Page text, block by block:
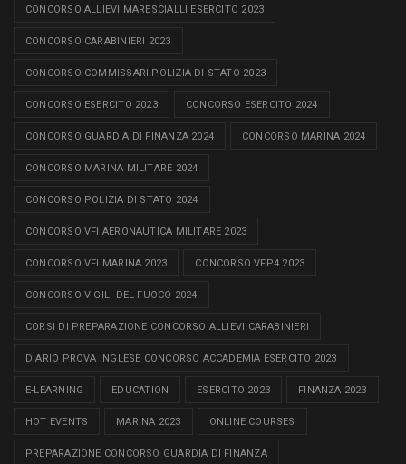
CONCORSO ALLIEVI MARESCIALLI ESERCITO 2023
CONCORSO CARABINIERI 2023
CONCORSO COMMISSARI POLIZIA DI STATO 2023
CONCORSO ESERCITO 2023 CONCORSO ESERCITO 2024
CONCORSO GUARDIA DI FINANZA 2024 CONCORSO MARINA 2024
CONCORSO MARINA MILITARE 2024
CONCORSO POLIZIA DI STATO 2024
CONCORSO VFI AERONAUTICA MILITARE 2023
CONCORSO VFI MARINA 2023 CONCORSO VFP4 2023
CONCORSO VIGILI DEL FUOCO 2024
CORSI DI PREPARAZIONE CONCORSO ALLIEVI CARABINIERI
DIARIO PROVA INGLESE CONCORSO ACCADEMIA ESERCITO 2023
E-LEARNING EDUCATION ESERCITO 2023 FINANZA 2023
HOT EVENTS MARINA 2023 ONLINE COURSES
PREPARAZIONE CONCORSO GUARDIA DI FINANZA